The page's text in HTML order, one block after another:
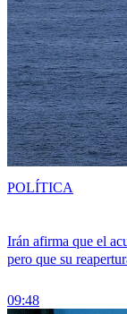
Irán afirma que el
pero que su
09:48
POLÍTICA